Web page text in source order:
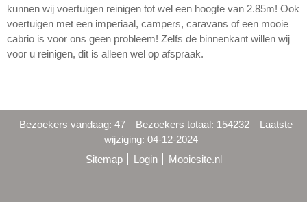
kunnen wij voertuigen reinigen tot wel een hoogte van 2.85m! Ook
voertuigen met een imperiaal, campers, caravans of een mooie
cabrio is voor ons geen probleem! Zelfs de binnenkant willen wij
voor u reinigen, dit is alleen wel op afspraak.
Bezoekers vandaag: 47 Bezoekers totaal: 154232
Laatste
wijziging: 04-12-2024
Sitemap
Login Mooiesite.nl